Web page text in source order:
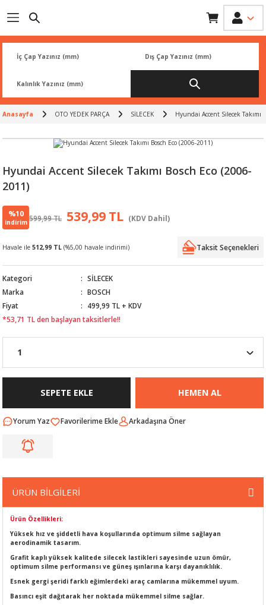
ÜRÜNLERİ
ÜRÜNLERİ
Anasayfa OTO YEDEK PARÇA SİLECEK Hyundai Accent Silecek Takımı
Hyundai Accent Silecek Takımı Bosch Eco (2006-
2011)
%10
indirim 599,99 TL 539,99 TL (KDV Dahil)
Havale ile 512,99 TL (%5,00 havale indirimi) Taksit Seçenekleri
Kategori
SİLECEK
Marka
BOSCH
Fiyat
499,99 TL + KDV
*53,71 TL den başlayan taksitlerle!!
SEPETE EKLE HEMEN AL
Yorum Yaz Arkadaşına Öner
ÜRÜN BİLGİLERİ
Ürün Özellikleri:
Yüksek hız ve şiddetli hava koşullarında optimum silme sağlayan
aerodinamik tasarım.
Grafit kaplı yüksek kalitede silecek lastikleri sayesinde uzun ömür,
optimum silme performansı ve güneş ışınlarına karşı dayanıklılık.
Esnek gergi şeridi farklı eğimlerdeki araç camlarına mükemmel uyum.
Basıncı eşit dağıtarak her noktada mükemmel silme sağlar.